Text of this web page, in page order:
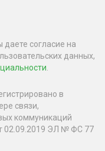
согласие на
данных,
в
связи,
коммуникаций
02.09.2019 ЭЛ № ФС 77